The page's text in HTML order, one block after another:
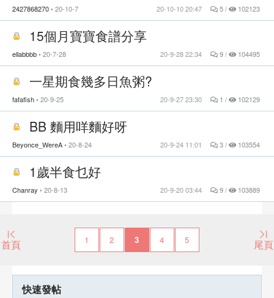
2427868270 20-10-7 5 / 102123
20-10-10 20:47
15個月寶寶食譜分享
ellabbbb 20-7-28 9 / 104495
20-9-28 22:34
一星期食幾多日魚粥?
fafafish 20-9-25 1 / 102129
20-9-27 23:30
BB 麵用咩麵好呀
Beyonce_WereA 20-8-24 3 / 103554
20-9-24 11:01
1歲半食乜好
Chanray 20-8-13 9 / 103889
20-9-20 03:44
首頁 1 2 3 4 5 尾頁
快速發帖